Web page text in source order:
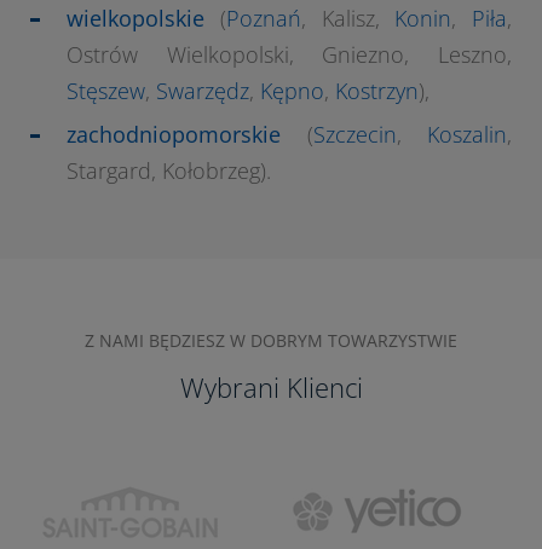
wielkopolskie (Poznań, Kalisz, Konin, Piła,
Ostrów Wielkopolski, Gniezno, Leszno,
Stęszew, Swarzędz, Kępno, Kostrzyn),
zachodniopomorskie (Szczecin, Koszalin,
Stargard, Kołobrzeg).
Z NAMI BĘDZIESZ W DOBRYM TOWARZYSTWIE
Wybrani Klienci